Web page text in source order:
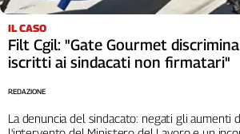
IL CASO
Filt Cgil: "Gate Gourmet
iscritti ai sindacati non firmatari"
La denuncia del sindacato: negati gli aumenti
REDAZIONE